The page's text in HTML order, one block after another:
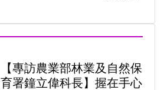
【專訪農業部林業及自然保
育署鐘立偉科長】握在手心